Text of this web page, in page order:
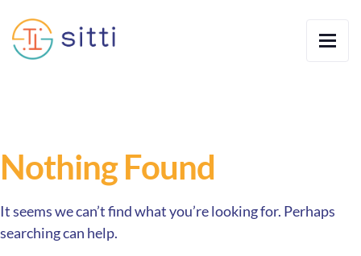
Nothing Found
It seems we can’t find what you’re looking for. Perhaps
searching can help.